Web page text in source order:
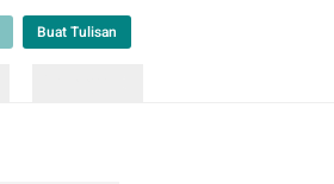
Buat Tulisan